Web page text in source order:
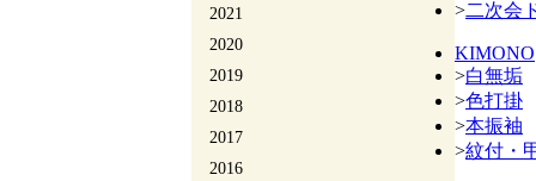
2021
2020
2019
2018
2017
2016
>二次会
KIMONO
>白無垢
>色打掛
>本振袖
>紋付・